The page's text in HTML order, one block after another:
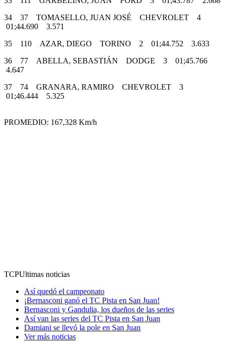
34 37 TOMASELLO, JUAN JOSÉ CHEVROLET 4
01;44.690 3.571
35 110 AZAR, DIEGO TORINO 2 01;44.752 3.633
36 77 ABELLA, SEBASTIÁN DODGE 3 01;45.766
4.647
37 74 GRANARA, RAMIRO CHEVROLET 3
01;46.444 5.325
PROMEDIO: 167,328 Km/h
TCPUltimas noticias
Así quedó el campeonato
¡Bernasconi ganó el TC Pista en San Juan!
Bernasconi y Gandulia, los dueños de las series
Así van las series del TC Pista en San Juan
Damiani se llevó la pole en San Juan
Ver más noticias